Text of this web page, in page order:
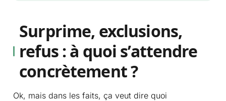
Surprime, exclusions,
refus : à quoi s’attendre
concrètement ?
Ok, mais dans les faits, ça veut dire quoi